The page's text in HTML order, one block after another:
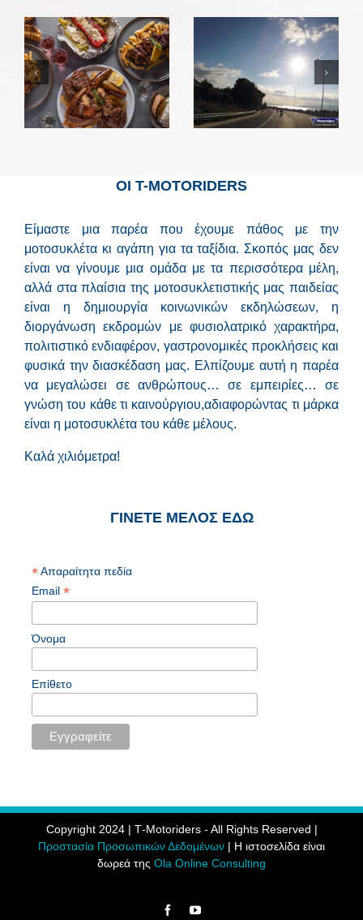
Τα ποτήρια της
Παρέας Νο7
Αλμυρή
Κορινθίας
ΟΙ Τ-MOTORIDERS
Είμαστε μια παρέα που έχουμε πάθος με την
μοτοσυκλέτα κι αγάπη για τα ταξίδια. Σκοπός μας δεν
είναι να γίνουμε μια ομάδα με τα περισσότερα μέλη,
αλλά στα πλαίσια της μοτοσυκλετιστικής μας παιδείας
είναι η δημιουργία κοινωνικών εκδηλώσεων, η
διοργάνωση εκδρομών με φυσιολατρικό χαρακτήρα,
πολιτιστικό ενδιαφέρον, γαστρονομικές προκλήσεις και
φυσικά την διασκέδαση μας. Ελπίζουμε αυτή η παρέα
να μεγαλώσει σε ανθρώπους… σε εμπειρίες… σε
γνώση του κάθε τι καινούργιου,αδιαφορώντας τι μάρκα
είναι η μοτοσυκλέτα του κάθε μέλους.
Καλά χιλιόμετρα!
ΓΙΝΕΤΕ ΜΕΛΟΣ ΕΔΩ
*Απαραίτητα πεδία
Email *
Όνομα
Επίθετο
Copyright 2024 | Τ-Motoriders - All Rights Reserved |
Προστασία Προσωπικών Δεδομένων | Η ιστοσελίδα είναι
δωρεά της Ola Online Consulting
FacebookYouTube